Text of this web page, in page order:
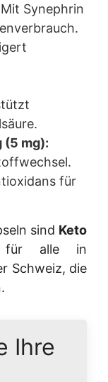
Mit Synephrin
(5 mg):
für
sind Keto
alle in
Schweiz, die
Ihre